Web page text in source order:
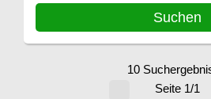
10
Seite 1/1